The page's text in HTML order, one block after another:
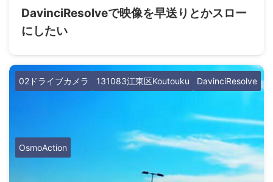
DavinciResolveで映像を早送りとかスロー
にしたい
02ドライブカメラ 131083江東区Koutouku DavinciResolve
OsmoAction